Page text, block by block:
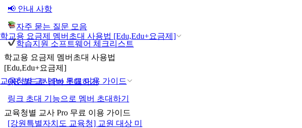
학교용 요금제 멤버초대 사용법 [Edu,Edu+요금제]
교육청별 교사 Pro 무료 이용 가이드
📢 안내 사항
자주 묻는 질문 모음
학습지원 소프트웨어 체크리스트
학교용 요금제 멤버초대 사용법
[Edu,Edu+요금제]
QR 코드로 멤버 초대하기
링크 초대 기능으로 멤버 초대하기
교육청별 교사 Pro 무료 이용 가이드
[강원특별자치도 교육청] 교원 대상 미